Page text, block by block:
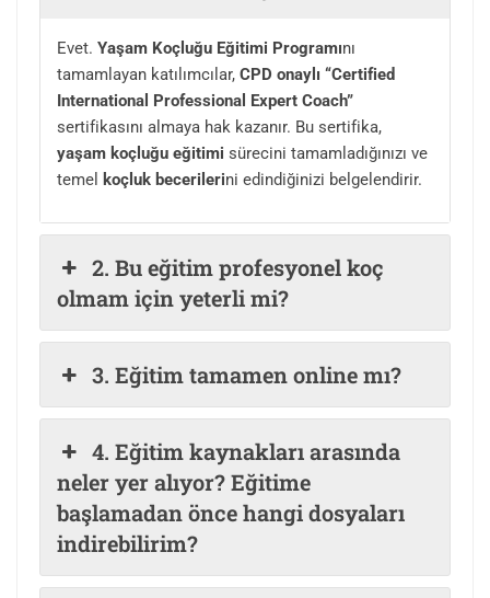
Evet. Yaşam Koçluğu Eğitimi Programını
tamamlayan katılımcılar, CPD onaylı “Certified
International Professional Expert Coach”
sertifikasını almaya hak kazanır. Bu sertifika,
yaşam koçluğu eğitimi sürecini tamamladığınızı ve
temel
koçluk becerilerini edindiğinizi belgelendirir.
2. Bu eğitim profesyonel koç
olmam için yeterli mi?
3. Eğitim tamamen online mı?
4. Eğitim kaynakları arasında
neler yer alıyor? Eğitime
başlamadan önce hangi dosyaları
indirebilirim?